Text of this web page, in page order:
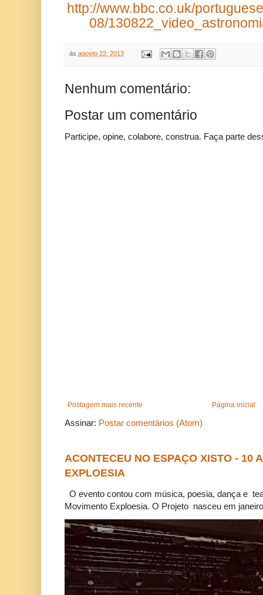
http://www.bbc.co.uk/
08/
às agosto 22, 2013
Nenhum comentário:
Postar um comentário
Participe, opine, colabore, construa. Faça parte
Postagem mais recente Página inicial
Assinar: Postar comentários (Atom)
ACONTECEU NO ESPAÇO XISTO - 10
EXPLOESIA
O evento contou com música, poesia, dança e
Movimento Exploesia. O Projeto nasceu em